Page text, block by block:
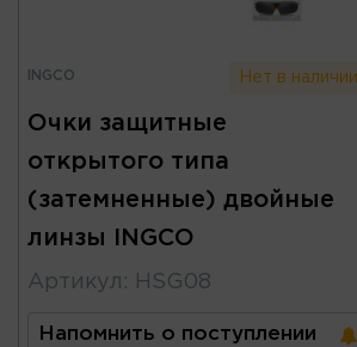
INGCO Нет в наличии
Очки защитные
открытого типа
(затемненные) двойные
линзы INGCO
Артикул : HSG08
Напомнить о поступлении